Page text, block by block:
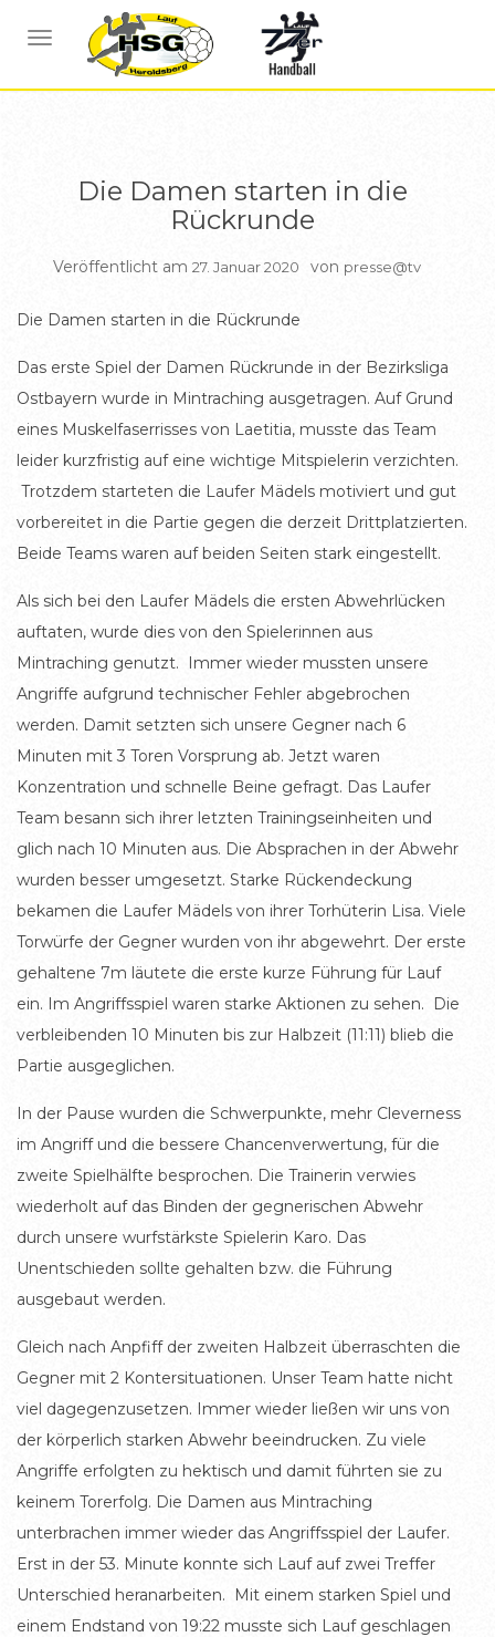
NAVIGATION UMSCHALTEN
BERICHTE BERICHTE DAMEN
Die Damen starten in die
Rückrunde
Veröffentlicht am 27. Januar 2020 von presse@tv
Die Damen starten in die Rückrunde
Das erste Spiel der Damen Rückrunde in der Bezirksliga
Ostbayern wurde in Mintraching ausgetragen. Auf Grund
eines Muskelfaserrisses von Laetitia, musste das Team
leider kurzfristig auf eine wichtige Mitspielerin verzichten.
Trotzdem starteten die Laufer Mädels motiviert und gut
vorbereitet in die Partie gegen die derzeit Drittplatzierten.
Beide Teams waren auf beiden Seiten stark eingestellt.
Als sich bei den Laufer Mädels die ersten Abwehrlücken
auftaten, wurde dies von den Spielerinnen aus
Mintraching genutzt. Immer wieder mussten unsere
Angriffe aufgrund technischer Fehler abgebrochen
werden. Damit setzten sich unsere Gegner nach 6
Minuten mit 3 Toren Vorsprung ab. Jetzt waren
Konzentration und schnelle Beine gefragt. Das Laufer
Team besann sich ihrer letzten Trainingseinheiten und
glich nach 10 Minuten aus. Die Absprachen in der Abwehr
wurden besser umgesetzt. Starke Rückendeckung
bekamen die Laufer Mädels von ihrer Torhüterin Lisa. Viele
Torwürfe der Gegner wurden von ihr abgewehrt. Der erste
gehaltene 7m läutete die erste kurze Führung für Lauf
ein. Im Angriffsspiel waren starke Aktionen zu sehen. Die
verbleibenden 10 Minuten bis zur Halbzeit (11:11) blieb die
Partie ausgeglichen.
In der Pause wurden die Schwerpunkte, mehr Cleverness
im Angriff und die bessere Chancenverwertung, für die
zweite Spielhälfte besprochen. Die Trainerin verwies
wiederholt auf das Binden der gegnerischen Abwehr
durch unsere wurfstärkste Spielerin Karo. Das
Unentschieden sollte gehalten bzw. die Führung
ausgebaut werden.
Gleich nach Anpfiff der zweiten Halbzeit überraschten die
Gegner mit 2 Kontersituationen. Unser Team hatte nicht
viel dagegenzusetzen. Immer wieder ließen wir uns von
der körperlich starken Abwehr beeindrucken. Zu viele
Angriffe erfolgten zu hektisch und damit führten sie zu
keinem Torerfolg. Die Damen aus Mintraching
unterbrachen immer wieder das Angriffsspiel der Laufer.
Erst in der 53. Minute konnte sich Lauf auf zwei Treffer
Unterschied heranarbeiten. Mit einem starken Spiel und
einem Endstand von 19:22 musste sich Lauf geschlagen